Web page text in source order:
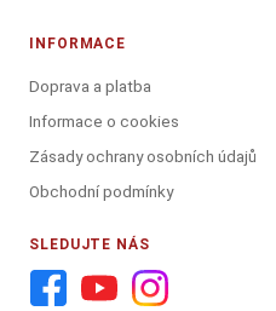
INFORMACE
Doprava a platba
Informace o cookies
Zásady ochrany osobních údajů
Obchodní podmínky
SLEDUJTE NÁS